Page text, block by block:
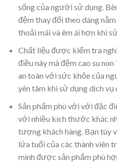
sống của người sử dụng.
đệm thay đổi theo dáng
thoải mái và êm ái hơn khi
Chất liệu được kiểm tra
điều này mà đệm cao su
an toàn với sức khỏe của
yên tâm khi sử dụng dịch vụ
Sản phẩm phù với với đặc
với nhiều kích thước khác
tượng khách hàng. Bạn tùy
lứa tuổi của các thành viên
mình được sản phẩm phù